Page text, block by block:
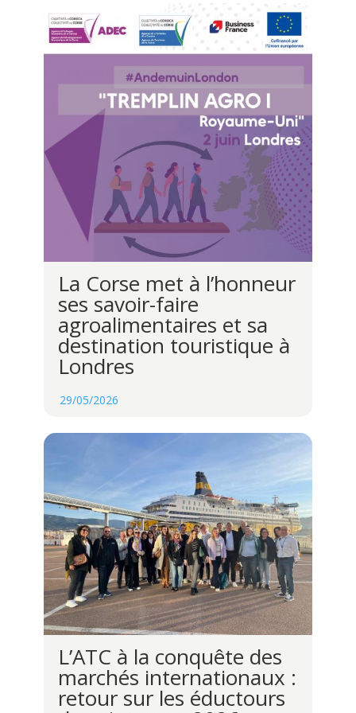
La Corse met à l’honneur
ses savoir-faire
agroalimentaires et sa
destination touristique à
Londres
29/05/2026
L’ATC à la conquête des
marchés internationaux :
retour sur les éductours